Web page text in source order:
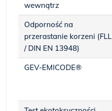
wewnątrz
Odporność na
przerastanie korzeni (FLL
/ DIN EN 13948)
GEV-EMICODE®